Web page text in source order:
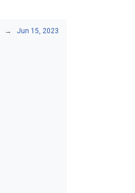
→ Jun 15, 2023